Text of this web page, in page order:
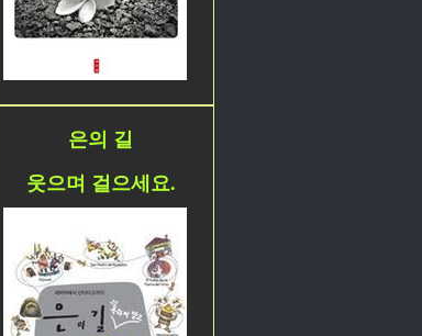
은의 길
웃으며 걸으세요.